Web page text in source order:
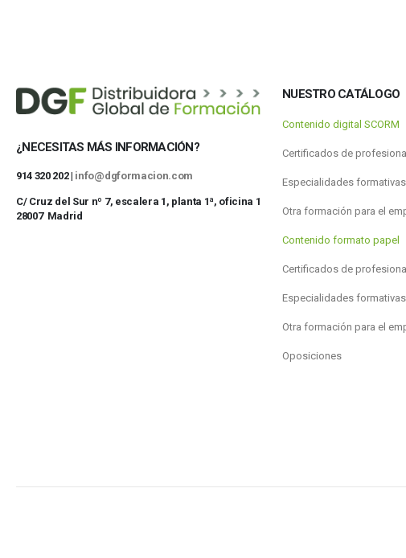
¿NECESITAS MÁS INFORMACIÓN?
914 320 202 | info@dgformacion.com
C/ Cruz del Sur nº 7, escalera 1, planta 1ª, oficina 1
28007 Madrid
NUESTRO CATÁLOGO
Contenido digital SCORM
Certificados de
Especialidades formativas
Otra formación para el
Contenido formato papel
Certificados de
Especialidades formativas
Otra formación para el
Oposiciones